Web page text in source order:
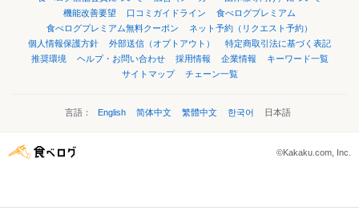
機能改善要望
口コミガイドライン
食べログプレミアム
食べログプレミアム無料クーポン
ネット予約（リクエスト予約）
個人情報保護方針
外部送信（オプトアウト）
特定商取引法に基づく表記
推奨環境
ヘルプ・お問い合わせ 採用情報 企業情報
キーワード一覧
サイトマップ
チェーン一覧
言語： English 简体中文 繁體中文 한국어 日本語
©Kakaku.com, Inc.